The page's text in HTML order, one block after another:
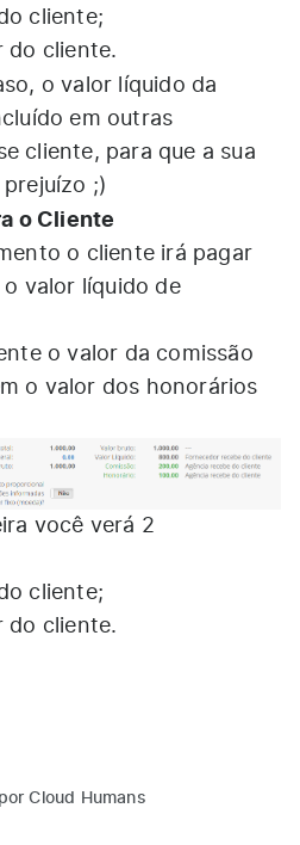
cliente;
do cliente.
o valor líquido da
em outras
cliente, para que a sua
;)
o Cliente
o cliente irá pagar
valor líquido de
o valor da comissão
o valor dos honorários
você verá 2
cliente;
do cliente.
Cloud Humans